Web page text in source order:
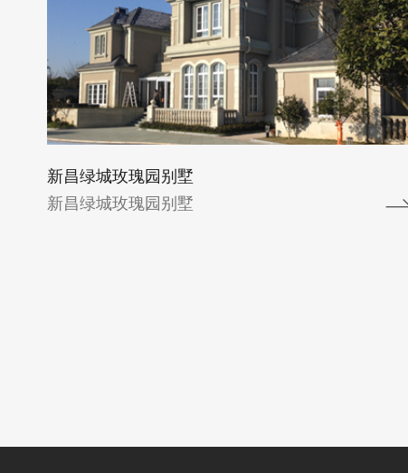
新昌绿城玫瑰园别墅
新昌绿城玫瑰园别墅